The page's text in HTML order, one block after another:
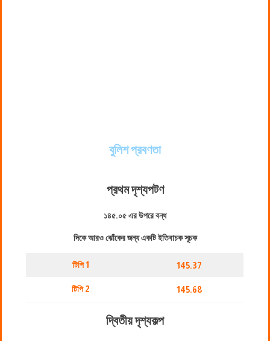
বুলিশ প্রবণতা
প্রথম দৃশ্যপটণ
১৪৫.০৫ এর উপরে বন্ধ
দিকে আরও ঝোঁকের জন্য একটি ইতিবাচক সূচক
টিপি 1 145.37
টিপি 2 145.68
দ্বিতীয় দৃশ্যকল্প